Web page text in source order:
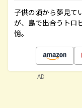
子供の頃から夢見て
が、島で出合うトロ
憶。
AD